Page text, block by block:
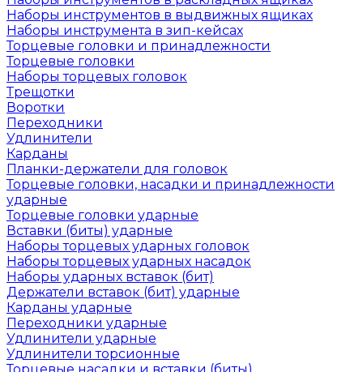
Наборы инструментов в выдвижных ящиках
Наборы инструмента в зип-кейсах
Торцевые головки и принадлежности
Торцевые головки
Наборы торцевых головок
Трещотки
Воротки
Переходники
Удлинители
Карданы
Планки-держатели для головок
Торцевые головки, насадки и принадлежности
ударные
Торцевые головки ударные
Вставки (биты) ударные
Наборы торцевых ударных головок
Наборы торцевых ударных насадок
Наборы ударных вставок (бит)
Держатели вставок (бит) ударные
Карданы ударные
Переходники ударные
Удлинители ударные
Удлинители торсионные